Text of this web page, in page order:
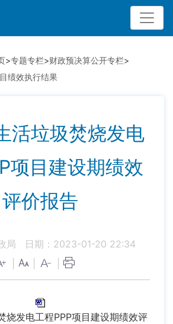
>专题专栏>财政预决算公开专栏>
绩效执行结果
活垃圾焚烧发电
项目建设期绩效
评价报告
局
日期：2023-01-20 22:34
烧发电工程PPP项目建设期绩效评